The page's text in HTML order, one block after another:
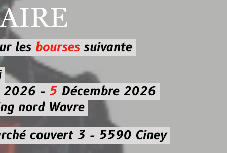
suivante
5Décembre 2026
Wavre
3 - 5590 Ciney